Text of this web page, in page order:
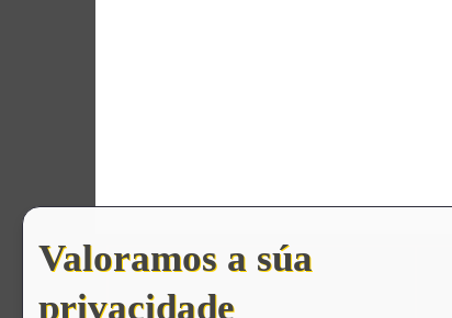
Valoramos a súa
privacidade